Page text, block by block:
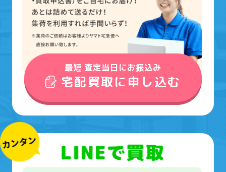
最短 査定当日にお振込み
宅配買取に申し込む